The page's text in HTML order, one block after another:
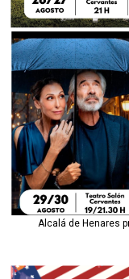
Alcalá de Henares